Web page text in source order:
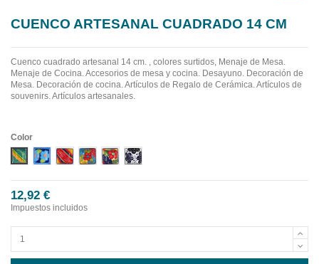
CUENCO ARTESANAL CUADRADO 14 CM
Cuenco cuadrado artesanal 14 cm. , colores surtidos, Menaje de Mesa.
Menaje de Cocina. Accesorios de mesa y cocina. Desayuno. Decoración de
Mesa. Decoración de cocina. Artículos de Regalo de Cerámica. Artículos de
souvenirs. Artículos artesanales.
Color
Diseño 1Diseño 2Diseño 3Diseño 4Diseño 5Diseño 6
12,92 €
Impuestos incluidos